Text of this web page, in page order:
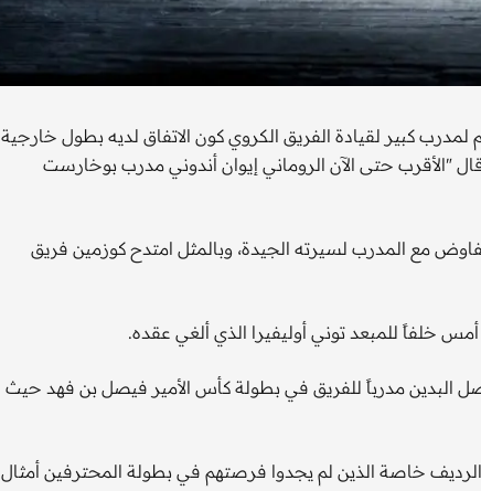
كبير لقيادة الفريق الكروي كون الاتفاق لديه بطول خارجية
"الأقرب حتى الآن الروماني إيوان أندوني مدرب بوخارست
مع المدرب لسيرته الجيدة، وبالمثل امتدح كوزمين فريق
خلفاً للمبعد توني أوليفيرا الذي ألغي عقده.
مدرباً للفريق في بطولة كأس الأمير فيصل بن فهد حيث
خاصة الذين لم يجدوا فرصتهم في بطولة المحترفين أمثال